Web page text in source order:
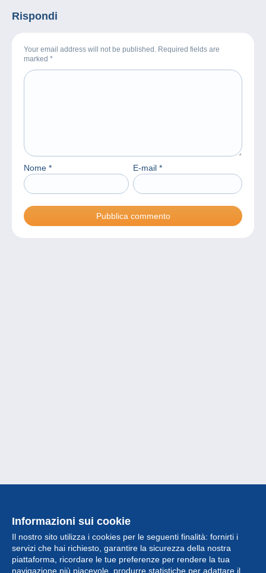
Rispondi
Your email address will not be published. Required fields are
marked *
Nome * E-mail *
Informazioni sui cookie
Il nostro sito utilizza i cookies per le seguenti finalità: fornirti i
servizi che hai richiesto, garantire la sicurezza della nostra
piattaforma, ricordare le tue preferenze per rendere la tua
navigazione più piacevole, produrre statistiche per adattare il